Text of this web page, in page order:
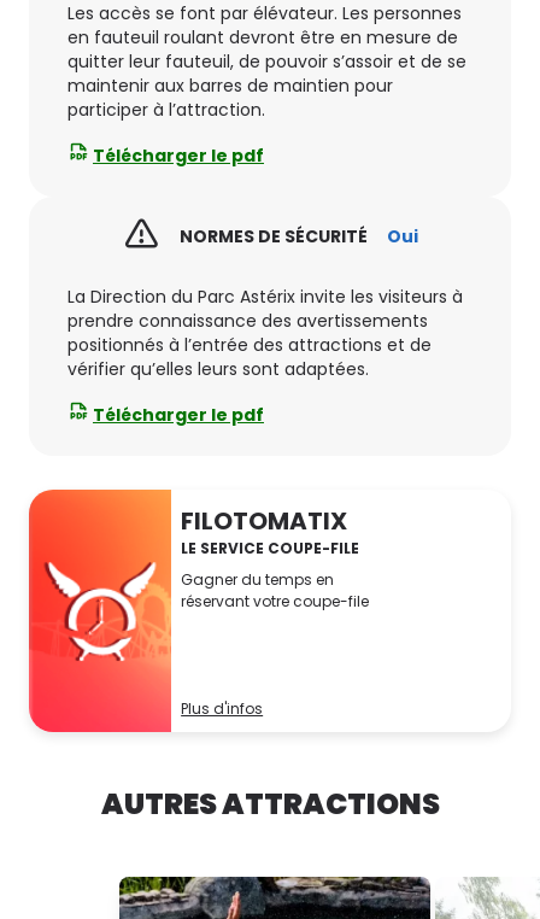
Les accès se font par élévateur. Les personnes
en fauteuil roulant devront être en mesure de
quitter leur fauteuil, de pouvoir s’assoir et de se
maintenir aux barres de maintien pour
participer à l’attraction.
Télécharger le pdf
NORMES DE SÉCURITÉ Oui
La Direction du Parc Astérix invite les visiteurs à
prendre connaissance des avertissements
positionnés à l’entrée des attractions et de
vérifier qu’elles leurs sont adaptées.
Télécharger le pdf
FILOTOMATIX
LE SERVICE COUPE-FILE
Gagner du temps en
réservant votre coupe-file
Plus d'infos
AUTRES ATTRACTIONS